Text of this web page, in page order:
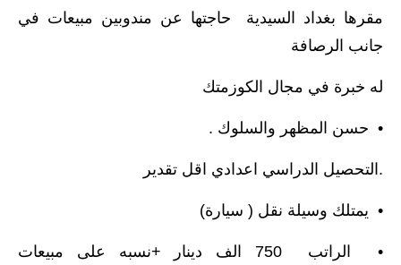
مقرها بغداد السيدية حاجتها عن مندوبين مبيعات في
جانب الرصافة
له خبرة في مجال الكوزمتك
• حسن المظهر والسلوك .
.التحصيل الدراسي اعدادي اقل تقدير
• يمتلك وسيلة نقل ( سيارة)
• الراتب 750 الف دينار +نسبه على مبيعات